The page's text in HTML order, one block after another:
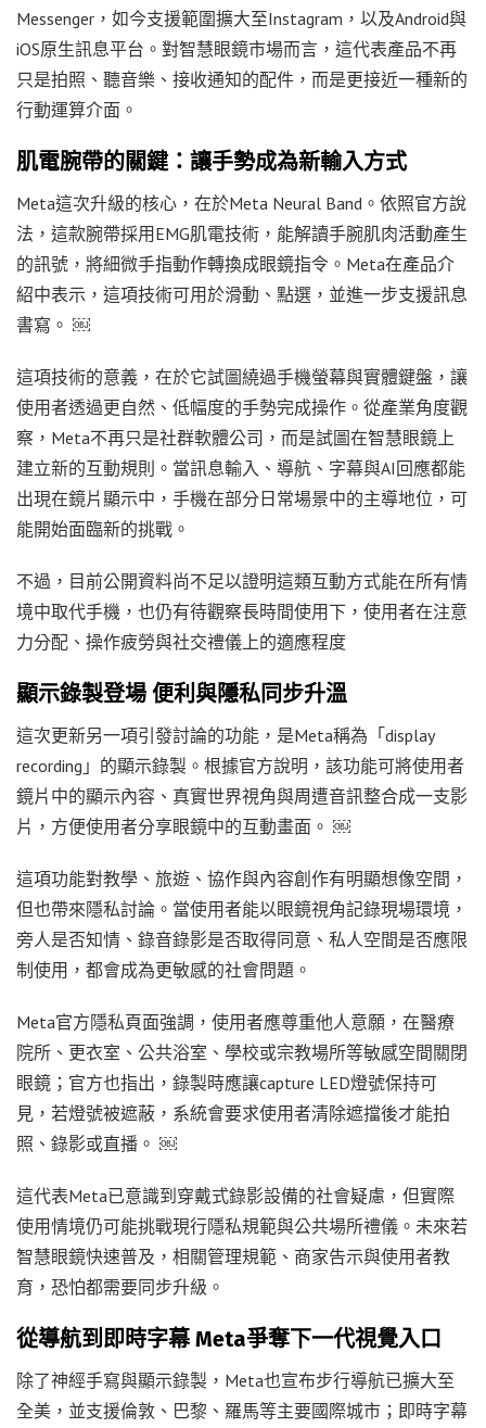
Messenger，如今支援範圍擴大至Instagram，以及Android與
iOS原生訊息平台。對智慧眼鏡市場而言，這代表產品不再
只是拍照、聽音樂、接收通知的配件，而是更接近一種新的
行動運算介面。
肌電腕帶的關鍵：讓手勢成為新輸入方式
Meta這次升級的核心，在於Meta Neural Band。依照官方說
法，這款腕帶採用EMG肌電技術，能解讀手腕肌肉活動產生
的訊號，將細微手指動作轉換成眼鏡指令。Meta在產品介
紹中表示，這項技術可用於滑動、點選，並進一步支援訊息
書寫。 ￼
這項技術的意義，在於它試圖繞過手機螢幕與實體鍵盤，讓
使用者透過更自然、低幅度的手勢完成操作。從產業角度觀
察，Meta不再只是社群軟體公司，而是試圖在智慧眼鏡上
建立新的互動規則。當訊息輸入、導航、字幕與AI回應都能
出現在鏡片顯示中，手機在部分日常場景中的主導地位，可
能開始面臨新的挑戰。
不過，目前公開資料尚不足以證明這類互動方式能在所有情
境中取代手機，也仍有待觀察長時間使用下，使用者在注意
力分配、操作疲勞與社交禮儀上的適應程度
顯示錄製登場 便利與隱私同步升溫
這次更新另一項引發討論的功能，是Meta稱為「display
recording」的顯示錄製。根據官方說明，該功能可將使用者
鏡片中的顯示內容、真實世界視角與周遭音訊整合成一支影
片，方便使用者分享眼鏡中的互動畫面。 ￼
這項功能對教學、旅遊、協作與內容創作有明顯想像空間，
但也帶來隱私討論。當使用者能以眼鏡視角記錄現場環境，
旁人是否知情、錄音錄影是否取得同意、私人空間是否應限
制使用，都會成為更敏感的社會問題。
Meta官方隱私頁面強調，使用者應尊重他人意願，在醫療
院所、更衣室、公共浴室、學校或宗教場所等敏感空間關閉
眼鏡；官方也指出，錄製時應讓capture LED燈號保持可
見，若燈號被遮蔽，系統會要求使用者清除遮擋後才能拍
照、錄影或直播。 ￼
這代表Meta已意識到穿戴式錄影設備的社會疑慮，但實際
使用情境仍可能挑戰現行隱私規範與公共場所禮儀。未來若
智慧眼鏡快速普及，相關管理規範、商家告示與使用者教
育，恐怕都需要同步升級。
從導航到即時字幕 Meta爭奪下一代視覺入口
除了神經手寫與顯示錄製，Meta也宣布步行導航已擴大至
全美，並支援倫敦、巴黎、羅馬等主要國際城市；即時字幕